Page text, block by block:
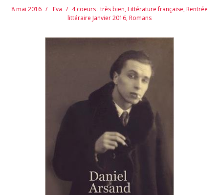
8 mai 2016 Eva 4 coeurs : très bien,Littérature française,Rentrée
littéraire Janvier 2016,Romans